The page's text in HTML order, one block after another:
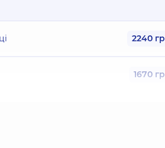
2240
1670